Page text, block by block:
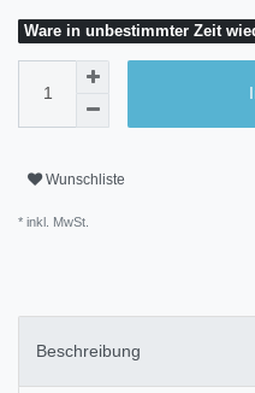
Ware in unbestimmter Zeit
Wunschliste
* inkl. MwSt.
Beschreibung